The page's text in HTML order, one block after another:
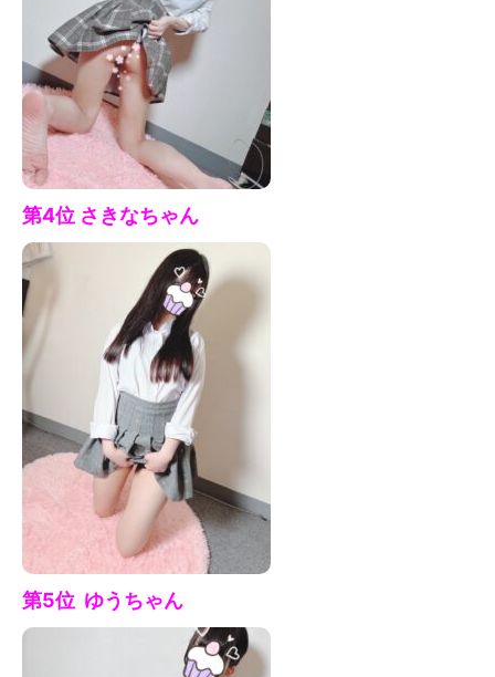
第4位 さきなちゃん
第5位 ゆう ちゃん